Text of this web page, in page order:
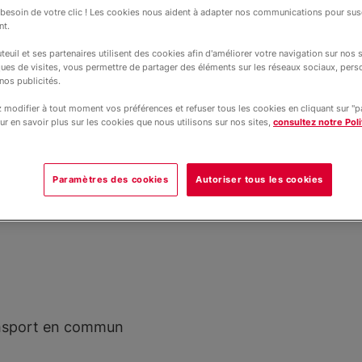
se trouve sur deux sites à distance,
l'autre à Limoux. Elle est organisée
en commun
de votre clic ! Les cookies nous aident à adapter nos communications pour
et ses partenaires utilisent des cookies afin d'améliorer votre navigation sur nos
de visites, vous permettre de partager des éléments sur les réseaux sociaux,
publicités.
modifier à tout moment vos préférences et refuser tous les cookies en cliquant sur
en savoir plus sur les cookies que nous utilisons sur nos sites, consultez notre
Paramètres des cookies Autoriser tous les cookies